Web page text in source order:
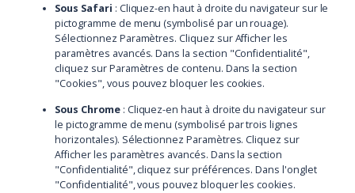
Sous Safari : Cliquez-en haut à droite du navigateur sur le
pictogramme de menu (symbolisé par un rouage).
Sélectionnez Paramètres. Cliquez sur Afficher les
paramètres avancés. Dans la section "Confidentialité",
cliquez sur Paramètres de contenu. Dans la section
"Cookies", vous pouvez bloquer les cookies.
Sous Chrome: Cliquez-en haut à droite du navigateur sur
le pictogramme de menu (symbolisé par trois lignes
horizontales). Sélectionnez Paramètres. Cliquez sur
Afficher les paramètres avancés. Dans la section
"Confidentialité", cliquez sur préférences. Dans l'onglet
"Confidentialité", vous pouvez bloquer les cookies.